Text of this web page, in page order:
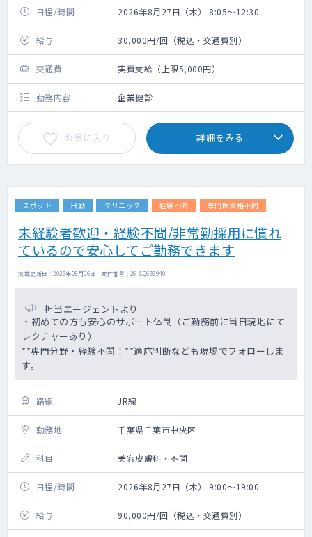
日程/時間 2026年8月27日（木） 8:05～12:30
給与 30,000円/回（税込・交通費別）
交通費 実費支給（上限5,000円）
勤務内容 企業健診
お気に入り 詳細をみる
スポット 日勤 クリニック 経験不問 専門医資格不問
未経験者歓迎・経験不問/非常勤採用に慣れ
ているので安心してご勤務できます
掲載更新日 : 2026年08月06日 案件番号 : 26-SQ636940
担当エージェントより
・初めての方も安心のサポート体制（ご勤務前に当日現地にて
レクチャーあり）
**専門分野・経験不問！**適応判断なども現場でフォローしま
す。
路線 JR線
勤務地 千葉県千葉市中央区
科目 美容皮膚科・不問
日程/時間 2026年8月27日（木） 9:00～19:00
給与 90,000円/回（税込・交通費別）